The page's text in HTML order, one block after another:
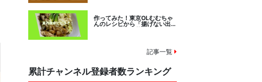
作ってみた！東京OLむむちゃ
んのレシピから「揚げない出汁
記事一覧
累計チャンネル登録者数ランキング